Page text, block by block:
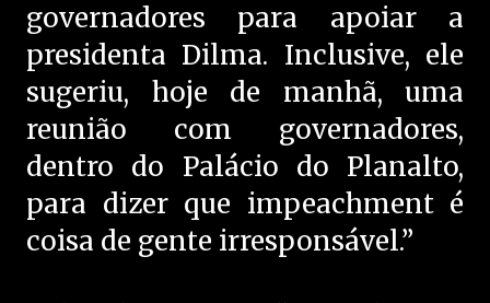
governadores para apoiar a
presidenta Dilma. Inclusive, ele
sugeriu, hoje de manhã, uma
reunião com governadores,
dentro do Palácio do Planalto,
para dizer que impeachment é
coisa de gente irresponsável.”